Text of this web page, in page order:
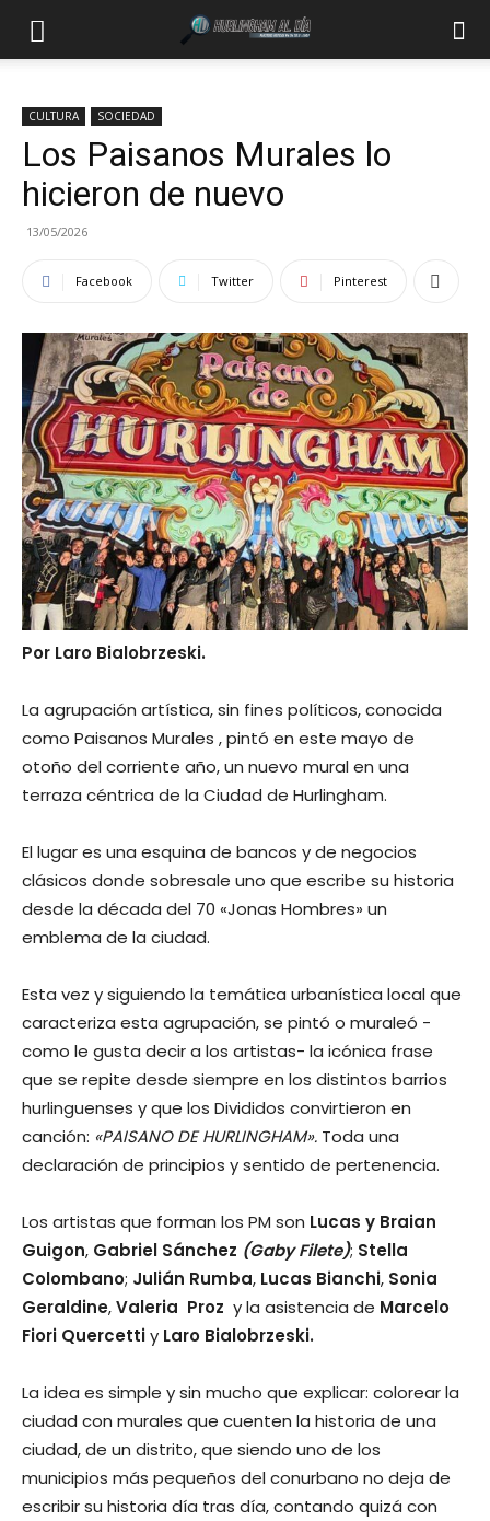
CULTURA SOCIEDAD
Los Paisanos Murales lo
hicieron de nuevo
13/05/2026
Facebook Twitter Pinterest
Por Laro Bialobrzeski.
La agrupación artística, sin fines políticos, conocida
como Paisanos Murales , pintó en este mayo de
otoño del corriente año, un nuevo mural en una
terraza céntrica de la Ciudad de Hurlingham.
El lugar es una esquina de bancos y de negocios
clásicos donde sobresale uno que escribe su historia
desde la década del 70 «Jonas Hombres» un
emblema de la ciudad.
Esta vez y siguiendo la temática urbanística local que
caracteriza esta agrupación, se pintó o muraleó -
como le gusta decir a los artistas- la icónica frase
que se repite desde siempre en los distintos barrios
hurlinguenses y que los Divididos convirtieron en
canción: «PAISANO DE HURLINGHAM». Toda una
declaración de principios y sentido de pertenencia.
Los artistas que forman los PM son Lucas y Braian
Guigon, Gabriel Sánchez (Gaby Filete); Stella
Colombano; Julián Rumba, Lucas Bianchi, Sonia
Geraldine,Valeria Proz y la asistencia de Marcelo
Fiori Quercettiy Laro Bialobrzeski.
La idea es simple y sin mucho que explicar: colorear la
ciudad con murales que cuenten la historia de una
ciudad, de un distrito, que siendo uno de los
municipios más pequeños del conurbano no deja de
escribir su historia día tras día, contando quizá con